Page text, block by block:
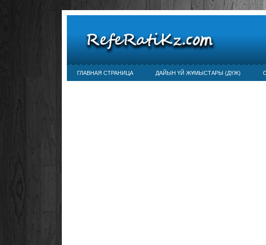
ГЛАВНАЯ СТРАНИЦА ДАЙЫН ҮЙ ЖҰМЫСТАРЫ (ДҮЖ)